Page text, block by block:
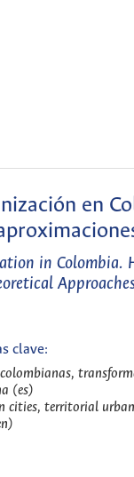
en
in Colombia.
clave:
(es)
cities, territorial